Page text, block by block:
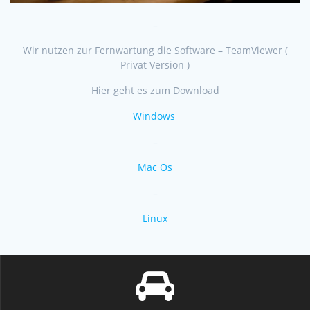
–
Wir nutzen zur Fernwartung die Software – TeamViewer (
Privat Version )
Hier geht es zum Download
Windows
–
Mac Os
–
Linux